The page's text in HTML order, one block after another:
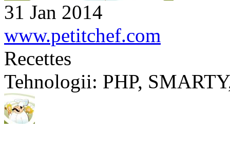
31 Jan 2014
www.petitchef.com
Recettes
Tehnologii: PHP,